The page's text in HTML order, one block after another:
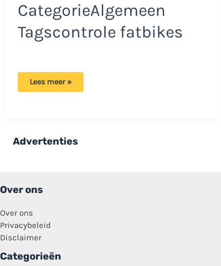
CategorieAlgemeen
Tagscontrole fatbikes
Politie
de
Lees meer »
Advertenties
Over ons
Over ons
Privacybeleid
Disclaimer
Categorieën